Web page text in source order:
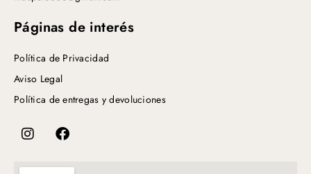
Páginas de interés
Política de Privacidad
Aviso Legal
Política de entregas y devoluciones